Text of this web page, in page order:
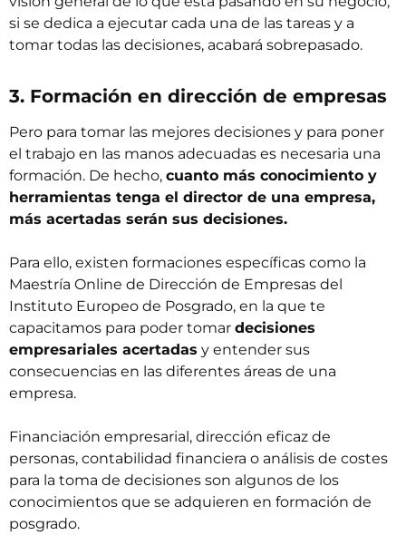
si se dedica a ejecutar cada una de las tareas y a
tomar todas las decisiones, acabará sobrepasado.
3. Formación en dirección de empresas
Pero para tomar las mejores decisiones y para poner
el trabajo en las manos adecuadas es necesaria una
formación. De hecho, cuanto más conocimiento y
herramientas tenga el director de una empresa,
más acertadas serán sus decisiones.
Para ello, existen formaciones específicas como la
Maestría Online de Dirección de Empresas del
Instituto Europeo de Posgrado, en la que te
capacitamos para poder tomar decisiones
empresariales acertadas y entender sus
consecuencias en las diferentes áreas de una
empresa.
Financiación empresarial, dirección eficaz de
personas, contabilidad financiera o análisis de costes
para la toma de decisiones son algunos de los
conocimientos que se adquieren en formación de
posgrado.